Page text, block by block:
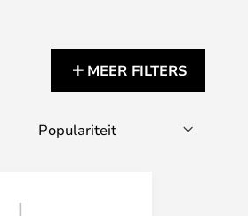
MEER FILTERS